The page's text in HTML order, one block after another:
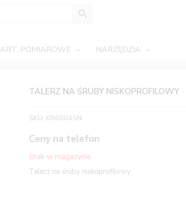
ART. POMIAROWE NARZĘDZIA
TALERZ NA ŚRUBY NISKOPROFILOWY
SKU: KR6004SN
Ceny na telefon
Brak w magazynie
Talerz na śruby niskoprofilowy